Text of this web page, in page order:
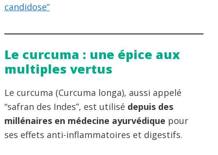
candidose”
Le curcuma : une épice aux
multiples vertus
Le curcuma (Curcuma longa), aussi appelé
“safran des Indes”, est utilisé depuis des
millénaires en médecine ayurvédique pour
ses effets anti-inflammatoires et digestifs.